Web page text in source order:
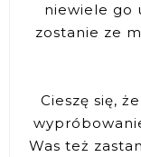
niewiele go
zostanie ze
Cieszę się,
Was też